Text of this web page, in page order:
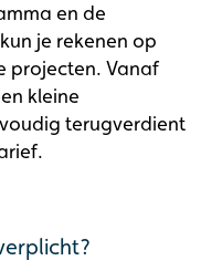
en de
je rekenen op
projecten. Vanaf
kleine
terugverdient